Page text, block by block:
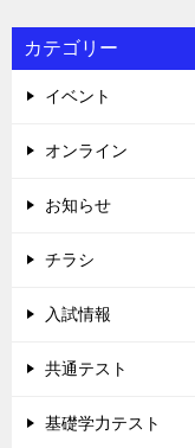
カテゴリー
イベント
オンライン
お知らせ
チラシ
入試情報
共通テスト
基礎学力テスト